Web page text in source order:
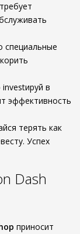
специальные
investируй в
эффективность
терять как
Успех
Dash
приносит